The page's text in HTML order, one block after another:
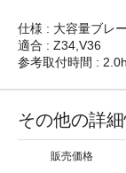
仕様 : 大容量ブレ
適合 : Z34,V36
参考取付時間 : 2.0h
その他の詳
販売価格